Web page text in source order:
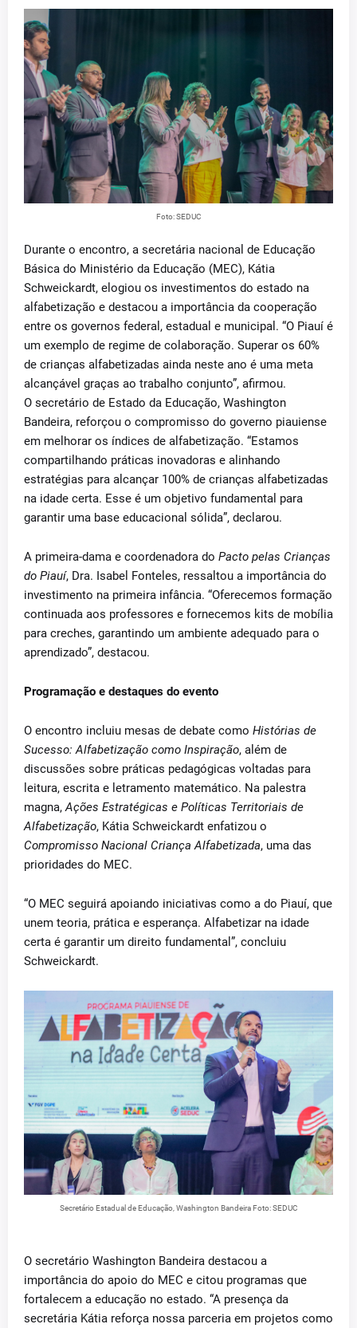
Foto: SEDUC
Durante o encontro, a secretária nacional de Educação
Básica do Ministério da Educação (MEC), Kátia
Schweickardt, elogiou os investimentos do estado na
alfabetização e destacou a importância da cooperação
entre os governos federal, estadual e municipal. “O Piauí é
um exemplo de regime de colaboração. Superar os 60%
de crianças alfabetizadas ainda neste ano é uma meta
alcançável graças ao trabalho conjunto”, afirmou.
O secretário de Estado da Educação, Washington
Bandeira, reforçou o compromisso do governo piauiense
em melhorar os índices de alfabetização. “Estamos
compartilhando práticas inovadoras e alinhando
estratégias para alcançar 100% de crianças alfabetizadas
na idade certa. Esse é um objetivo fundamental para
garantir uma base educacional sólida”, declarou.
A primeira-dama e coordenadora do Pacto pelas Crianças
do Piauí, Dra. Isabel Fonteles, ressaltou a importância do
investimento na primeira infância. “Oferecemos formação
continuada aos professores e fornecemos kits de mobília
para creches, garantindo um ambiente adequado para o
aprendizado”, destacou.
Programação e destaques do evento
O encontro incluiu mesas de debate como Histórias de
Sucesso: Alfabetização como Inspiração, além de
discussões sobre práticas pedagógicas voltadas para
leitura, escrita e letramento matemático. Na palestra
magna,Ações Estratégicas e Políticas Territoriais de
Alfabetização, Kátia Schweickardt enfatizou o
Compromisso Nacional Criança Alfabetizada, uma das
prioridades do MEC.
“O MEC seguirá apoiando iniciativas como a do Piauí, que
unem teoria, prática e esperança. Alfabetizar na idade
certa é garantir um direito fundamental”, concluiu
Schweickardt.
Secretário Estadual de Educação, Washington Bandeira Foto: SEDUC
O secretário Washington Bandeira destacou a
importância do apoio do MEC e citou programas que
fortalecem a educação no estado. “A presença da
secretária Kátia reforça nossa parceria em projetos como